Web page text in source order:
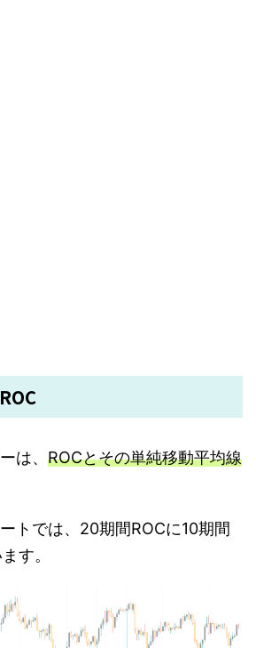
は、 ROCとその単純移動平均線
トでは、20期間ROCに10期間
す。